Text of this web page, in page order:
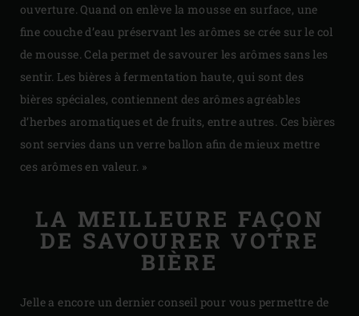
ouverture. Quand on enlève la mousse en surface, une
fine couche d’eau préservant les arômes se crée sur le col
de mousse. Cela permet de savourer les arômes sans les
sentir. Les bières à fermentation haute, qui sont des
bières spéciales, contiennent des arômes agréables
d’herbes aromatiques et de fruits, entre autres. Ces bières
sont servies dans un verre ballon afin de mieux mettre
ces arômes en valeur. »
LA MEILLEURE FAÇON
DE SAVOURER VOTRE
BIÈRE
Jelle a encore un dernier conseil pour vous permettre de